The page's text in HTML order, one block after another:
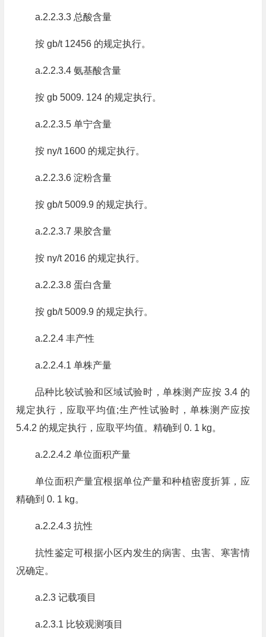
a.2.2.3.3 总酸含量
按 gb/t 12456 的规定执行。
a.2.2.3.4 氨基酸含量
按 gb 5009. 124 的规定执行。
a.2.2.3.5 单宁含量
按 ny/t 1600 的规定执行。
a.2.2.3.6 淀粉含量
按 gb/t 5009.9 的规定执行。
a.2.2.3.7 果胶含量
按 ny/t 2016 的规定执行。
a.2.2.3.8 蛋白含量
按 gb/t 5009.9 的规定执行。
a.2.2.4 丰产性
a.2.2.4.1 单株产量
品种比较试验和区域试验时，单株测产应按 3.4 的
规定执行，应取平均值;生产性试验时，单株测产应按
5.4.2 的规定执行，应取平均值。精确到 0. 1 kg。
a.2.2.4.2 单位面积产量
单位面积产量宜根据单位产量和种植密度折算，应
精确到 0. 1 kg。
a.2.2.4.3 抗性
抗性鉴定可根据小区内发生的病害、虫害、寒害情
况确定。
a.2.3 记载项目
a.2.3.1 比较观测项目